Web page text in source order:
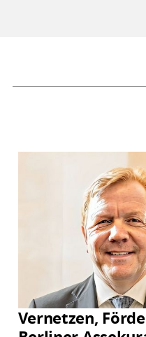
Vernetzen,